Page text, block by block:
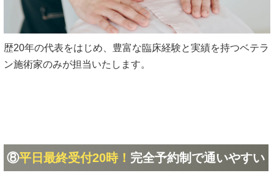
歴20年の代表をはじめ、豊富な臨床経験と実績を持つベテラ
ン施術家のみが担当いたします。
⑧平日最終受付20時！ 完全予約制で通いやすい